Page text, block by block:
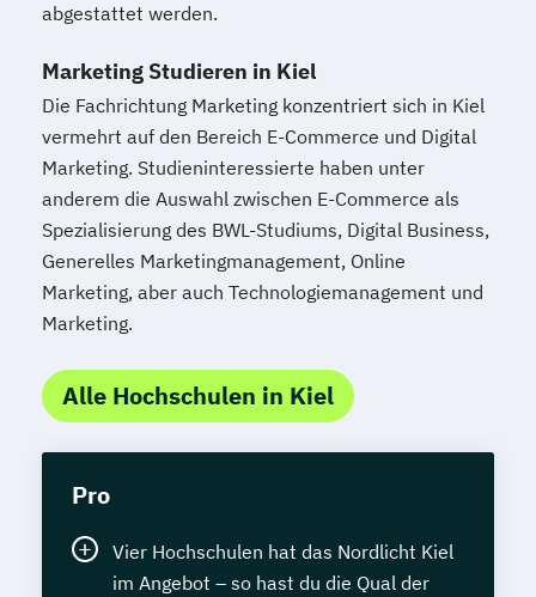
abgestattet werden.
Marketing Studieren in Kiel
Die Fachrichtung Marketing konzentriert sich in Kiel
vermehrt auf den Bereich E-Commerce und Digital
Marketing. Studieninteressierte haben unter
anderem die Auswahl zwischen E-Commerce als
Spezialisierung des BWL-Studiums, Digital Business,
Generelles Marketingmanagement, Online
Marketing, aber auch Technologiemanagement und
Marketing.
Alle Hochschulen in Kiel
Pro
Vier Hochschulen hat das Nordlicht Kiel
im Angebot – so hast du die Qual der